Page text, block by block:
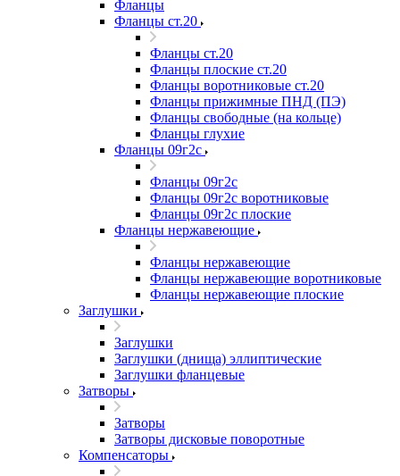
Фланцы
Фланцы ст.20
Фланцы ст.20
Фланцы плоские ст.20
Фланцы воротниковые ст.20
Фланцы прижимные ПНД (ПЭ)
Фланцы свободные (на кольце)
Фланцы глухие
Фланцы 09г2с
Фланцы 09г2с
Фланцы 09г2с воротниковые
Фланцы 09г2с плоские
Фланцы нержавеющие
Фланцы нержавеющие
Фланцы нержавеющие воротниковые
Фланцы нержавеющие плоские
Заглушки
Заглушки
Заглушки (днища) эллиптические
Заглушки фланцевые
Затворы
Затворы
Затворы дисковые поворотные
Компенсаторы